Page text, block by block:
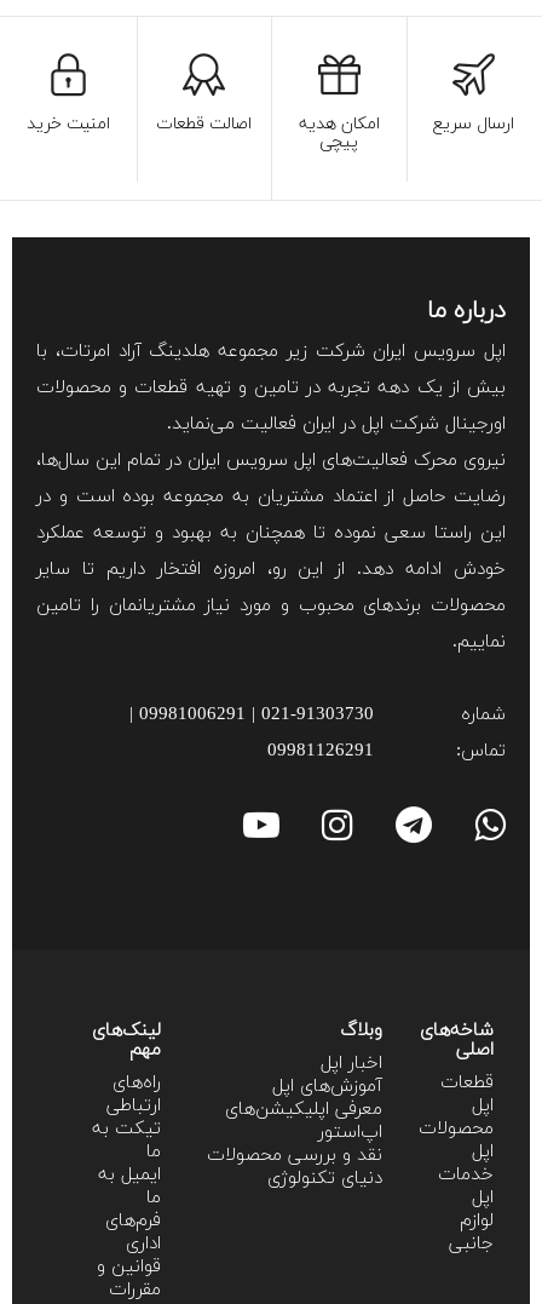
ارسال سریع امکان هدیه
پیچی
اصالت قطعات امنیت خرید
درباره ما
اپل سرویس ایران شرکت زیر مجموعه هلدینگ آراد امرتات، با
بیش از یک دهه تجربه در تامین و تهیه قطعات و محصولات
اورجینال شرکت اپل در ایران فعالیت می‌نماید.
نیروی محرک فعالیت‌های اپل سرویس ایران در تمام این سال‌ها،
رضایت حاصل از اعتماد مشتریان به مجموعه بوده است و در
این راستا سعی نموده تا همچنان به بهبود و توسعه عملکرد
خودش ادامه دهد. از این رو، امروزه افتخار داریم تا سایر
محصولات برند‌های محبوب و مورد نیاز مشتریانمان را تامین
نماییم.
شماره
تماس:
021-91303730 | 09981006291 |
09981126291
شاخه‌های
اصلی
قطعات
اپل
محصولات
اپل
خدمات
اپل
لوازم
جانبی
وبلاگ
اخبار اپل
آموزش‌‌های اپل
معرفی اپلیکیشن‌های
اپ‌استور
نقد و بررسی محصولات
دنیای تکنولوژی
لینک‌های
مهم
راه‌های
ارتباطی
تیکت به
ما
ایمیل به
ما
فرم‌های
اداری
قوانین و
مقررات